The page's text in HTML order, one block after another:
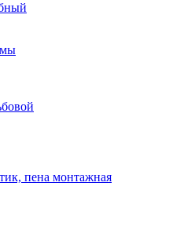
пена монтажная